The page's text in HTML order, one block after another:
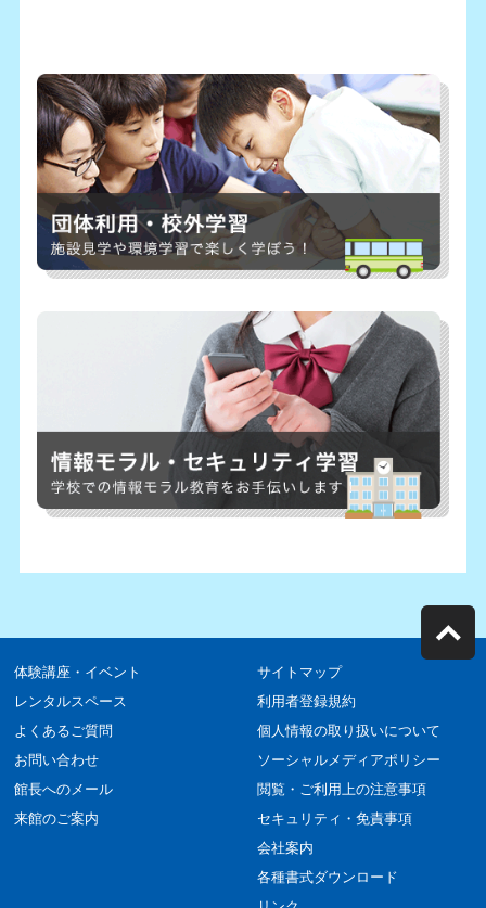
体験講座・イベント
レンタルスペース
よくあるご質問
お問い合わせ
館長へのメール
来館のご案内
サイトマップ
利用者登録規約
個人情報の取り扱いについて
ソーシャルメディアポリシー
閲覧・ご利用上の注意事項
セキュリティ・免責事項
会社案内
各種書式ダウンロード